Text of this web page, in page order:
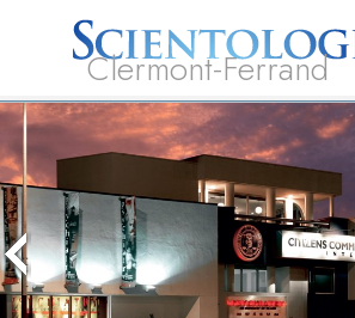
Clermont-Ferrand
L. Ron Hubbard
Qu’est-ce que la
Scientologie ?
Ministres
volontaires